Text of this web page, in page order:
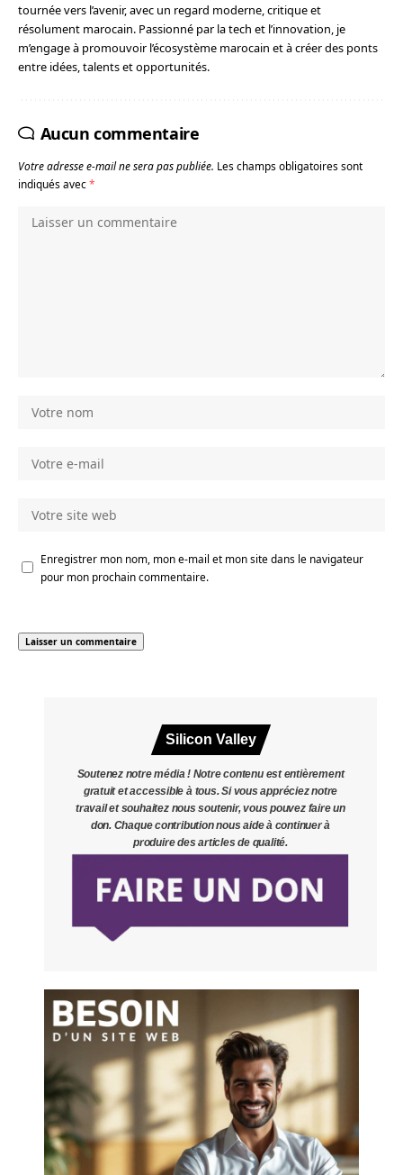
tournée vers l’avenir, avec un regard moderne, critique et
résolument marocain. Passionné par la tech et l’innovation, je
m’engage à promouvoir l’écosystème marocain et à créer des ponts
entre idées, talents et opportunités.
Aucun commentaire
Votre adresse e-mail ne sera pas publiée. Les champs obligatoires sont
indiqués avec*
Enregistrer mon nom, mon e-mail et mon site dans le navigateur
pour mon prochain commentaire.
Silicon Valley
Soutenez notre média ! Notre contenu est entièrement
gratuit et accessible à tous. Si vous appréciez notre
travail et souhaitez nous soutenir, vous pouvez faire un
don. Chaque contribution nous aide à continuer à
produire des articles de qualité.